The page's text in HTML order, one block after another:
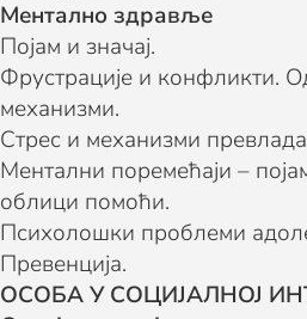
Ментално здравље
Појам и значај.
Фрустрације и конфликти.
механизми.
Стрес и механизми
Ментални поремећаји –
облици помоћи.
Психолошки проблеми
Превенција.
ОСОБА У СОЦИЈАЛНОЈ